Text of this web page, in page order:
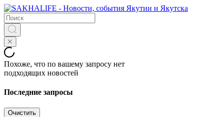
Похоже, что по вашему запросу нет
подходящих новостей
Последние запросы
Очистить